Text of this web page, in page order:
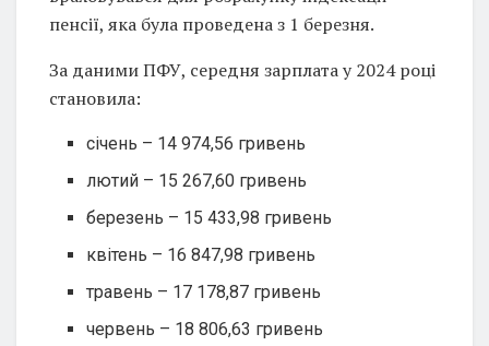
пенсії, яка була проведена з 1 березня.
За даними ПФУ, середня зарплата у 2024 році
становила:
січень – 14 974,56 гривень
лютий – 15 267,60 гривень
березень – 15 433,98 гривень
квітень – 16 847,98 гривень
травень – 17 178,87 гривень
червень – 18 806,63 гривень